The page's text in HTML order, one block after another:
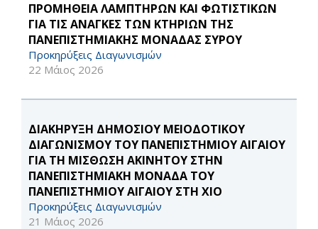
ΠΡΟΜΗΘΕΙΑ ΛΑΜΠΤΗΡΩΝ ΚΑΙ ΦΩΤΙΣΤΙΚΩΝ
ΓΙΑ ΤΙΣ ΑΝΑΓΚΕΣ ΤΩΝ ΚΤΗΡΙΩΝ ΤΗΣ
ΠΑΝΕΠΙΣΤΗΜΙΑΚΗΣ ΜΟΝΑΔΑΣ ΣΥΡΟΥ
Προκηρύξεις Διαγωνισμών
22 Μάιος 2026
ΔΙΑΚΗΡΥΞΗ ΔΗΜΟΣΙΟΥ ΜΕΙΟΔΟΤΙΚΟΥ
ΔΙΑΓΩΝΙΣΜΟΥ ΤΟΥ ΠΑΝΕΠΙΣΤΗΜΙΟΥ ΑΙΓΑΙΟΥ
ΓΙΑ ΤΗ ΜΙΣΘΩΣΗ ΑΚΙΝΗΤΟΥ ΣΤΗΝ
ΠΑΝΕΠΙΣΤΗΜΙΑΚΗ ΜΟΝΑΔΑ ΤΟΥ
ΠΑΝΕΠΙΣΤΗΜΙΟΥ ΑΙΓΑΙΟΥ ΣΤΗ ΧΙΟ
Προκηρύξεις Διαγωνισμών
21 Μάιος 2026